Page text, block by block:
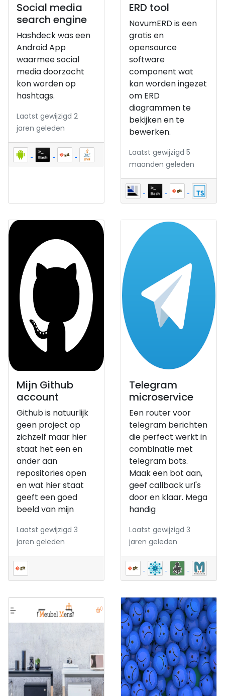
Social media
search engine
Hashdeck was een
Android App
waarmee social
media doorzocht
kon worden op
hashtags.
Laatst gewijzigd 2
jaren geleden
ERD tool
NovumERD is een
gratis en
opensource
software
component wat
kan worden ingezet
om ERD
diagrammen te
bekijken en te
bewerken.
Laatst gewijzigd 5
maanden geleden
Mijn Github
account
Github is natuurlijk
geen project op
zichzelf maar hier
staat het een en
ander aan
repositories open
en wat hier staat
geeft een goed
beeld van mijn
Laatst gewijzigd 3
jaren geleden
Telegram
microservice
Een router voor
telegram berichten
die perfect werkt in
combinatie met
telegram bots.
Maak een bot aan,
geef callback url's
door en klaar. Mega
handig
Laatst gewijzigd 3
jaren geleden